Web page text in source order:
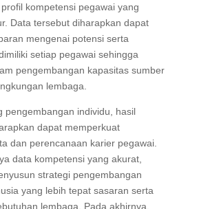
kompetensi pegawai yang
Data tersebut diharapkan dapat
mengenai potensi serta
setiap pegawai sehingga
pengembangan kapasitas sumber
lembaga.
pengembangan individu, hasil
dapat memperkuat
dan perencanaan karier pegawai.
data kompetensi yang akurat,
strategi pengembangan
yang lebih tepat sasaran serta
lembaga. Pada akhirnya,